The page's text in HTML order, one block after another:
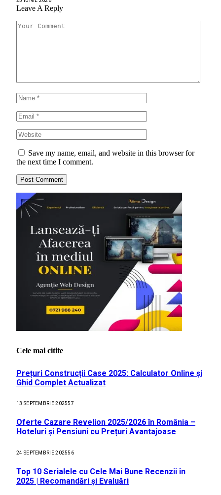
Leave A Reply
Save my name, email, and website in this browser for
the next time I comment.
Cele mai citite
Prețuri Construcții Case 2025: Calculator Online și
Ghid Complet Actualizat
13 SEPTEMBRIE 202557
Oferte Cazare Revelion 2025/2026 în România –
Hoteluri și Pensiuni cu Prețuri Avantajoase
24 SEPTEMBRIE 202556
Top 10 Serialele cu Cele Mai Bune Recenzii în
2025 | Recomandări și Evaluări